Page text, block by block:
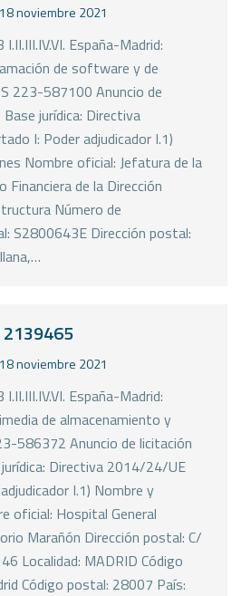
18 noviembre 2021
España-Madrid:
de software y de
223-587100 Anuncio de
jurídica: Directiva
I: Poder adjudicador I.1)
Nombre oficial: Jefatura de la
Financiera de la Dirección
Número de
S2800643E Dirección postal:
2139465
18 noviembre 2021
España-Madrid:
de almacenamiento y
586372 Anuncio de licitación
Directiva 2014/24/UE
I.1) Nombre y
oficial: Hospital General
Marañón Dirección postal: C/
Localidad: MADRID Código
Código postal: 28007 País: